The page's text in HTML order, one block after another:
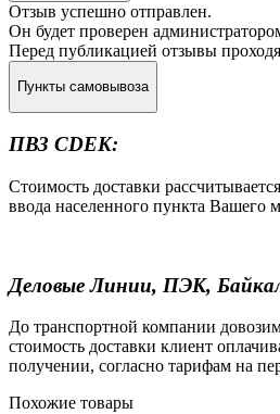
Отзыв успешно отправлен.
Он будет проверен
Перед публикацией отзывы
Пункты самовывоза
ПВЗ CDEK:
Стоимость доставки
ввода населенного пункта Вашего
Деловые Линии, ПЭК,
До транспортной компании
стоимость доставки клиент
получении, согласно тарифам на
Похожие товары